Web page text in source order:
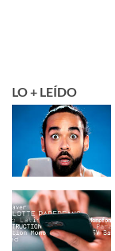
LO + LEÍDO